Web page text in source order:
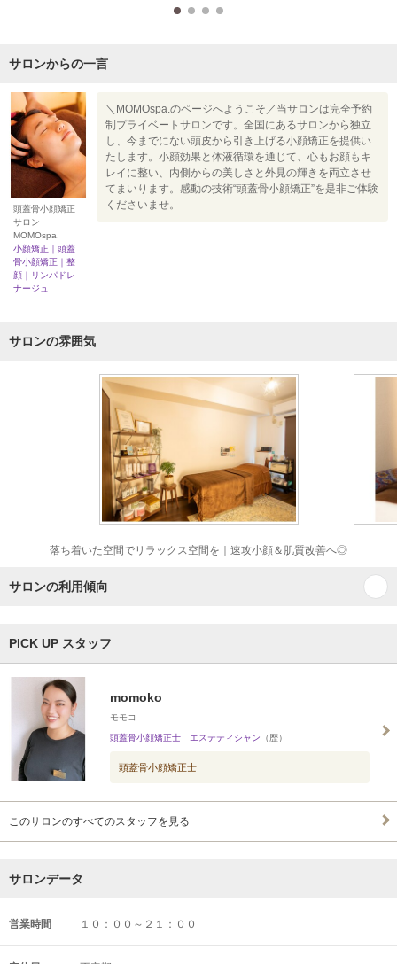
サロンからの一言
頭蓋骨小顔矯正
サロン
MOMOspa.
小顔矯正｜頭蓋
骨小顔矯正｜整
顔｜リンパドレ
ナージュ
＼MOMOspa.のページへようこそ／当サロンは完全予約
制プライベートサロンです。全国にあるサロンから独立
し、今までにない頭皮から引き上げる小顔矯正を提供い
たします。小顔効果と体液循環を通じて、心もお顔もキ
レイに整い、内側からの美しさと外見の輝きを両立させ
てまいります。感動の技術“頭蓋骨小顔矯正”を是非ご体験
くださいませ。
サロンの雰囲気
落ち着いた空間でリラックス空間を｜速攻小顔＆肌質改善へ◎
サロンの利用傾向
PICK UP スタッフ
momoko
モモコ
頭蓋骨小顔矯正士 エステティシャン （歴）
頭蓋骨小顔矯正士
このサロンのすべてのスタッフを見る
サロンデータ
営業時間 １０：００～２１：００